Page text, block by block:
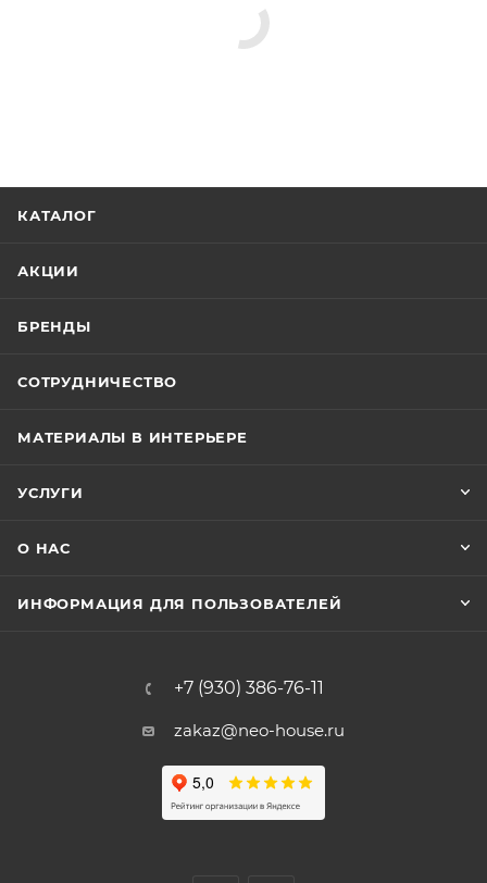
КАТАЛОГ
АКЦИИ
БРЕНДЫ
СОТРУДНИЧЕСТВО
МАТЕРИАЛЫ В ИНТЕРЬЕРЕ
УСЛУГИ
О НАС
ИНФОРМАЦИЯ ДЛЯ ПОЛЬЗОВАТЕЛЕЙ
+7 (930) 386-76-11
zakaz@neo-house.ru